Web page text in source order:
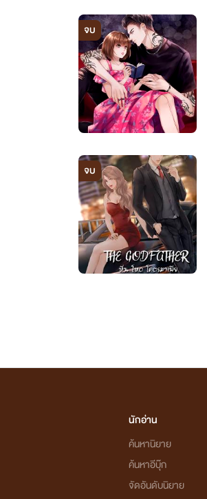
จบ
จบ
นักอ่าน
ค้นหานิยาย
ค้นหาอีบุ๊ก
จัดอันดับนิยาย